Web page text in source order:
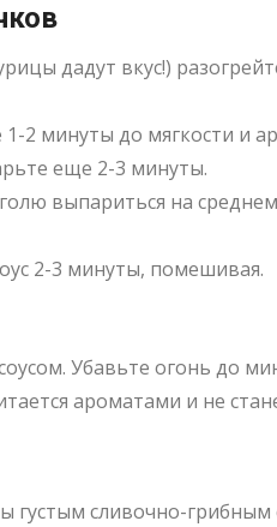
дадут вкус!)
2 минуты до мягкости и
еще 2-3 минуты.
выпариться на
2-3 минуты, помешивая.
Убавьте огонь до
ароматами и не
сливочно-грибным